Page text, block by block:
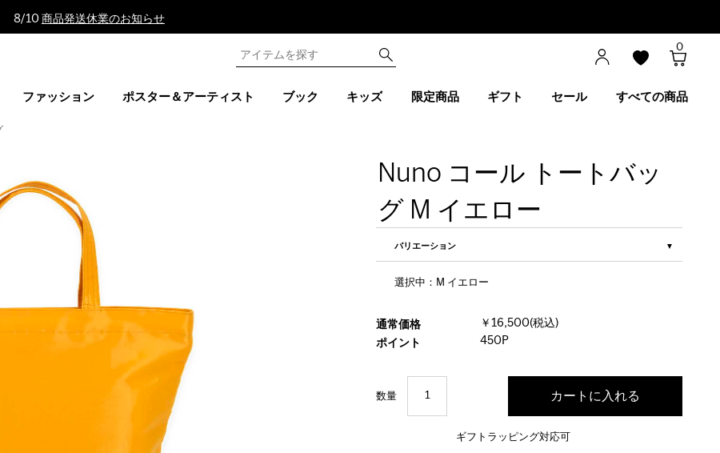
8/10 商品発送休業のお知らせ
0
ファッション ポスター＆アーティスト ブック キッズ 限定商品 ギフト セール すべての商品
Nuno コール トートバッ
グ M イエロー
バリエーション
選択中：M イエロー
通常価格
￥16,500(税込)
ポイント
450P
数量
ギフトラッピング対応可